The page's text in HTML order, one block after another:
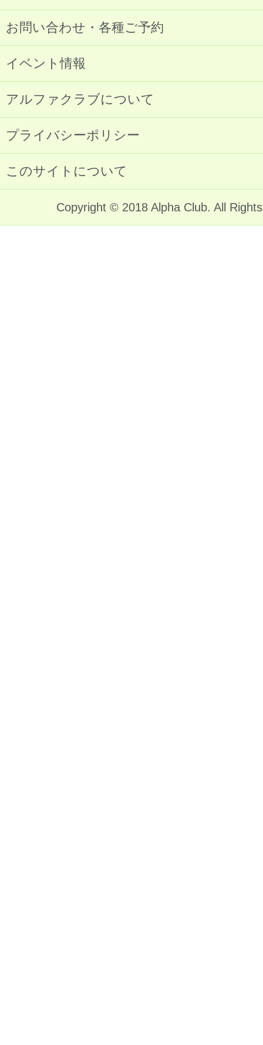
お問い合わせ・各種ご予約
イベント情報
アルファクラブについて
プライバシーポリシー
このサイトについて
Copyright © 2018 Alpha Club. All